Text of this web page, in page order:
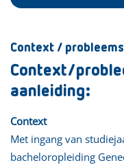
Context /
Context/
aanleiding:
Context
Met ingang van
bacheloropleiding